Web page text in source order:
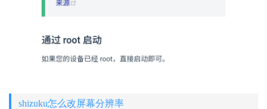
shizuku怎么改屏幕分辨率